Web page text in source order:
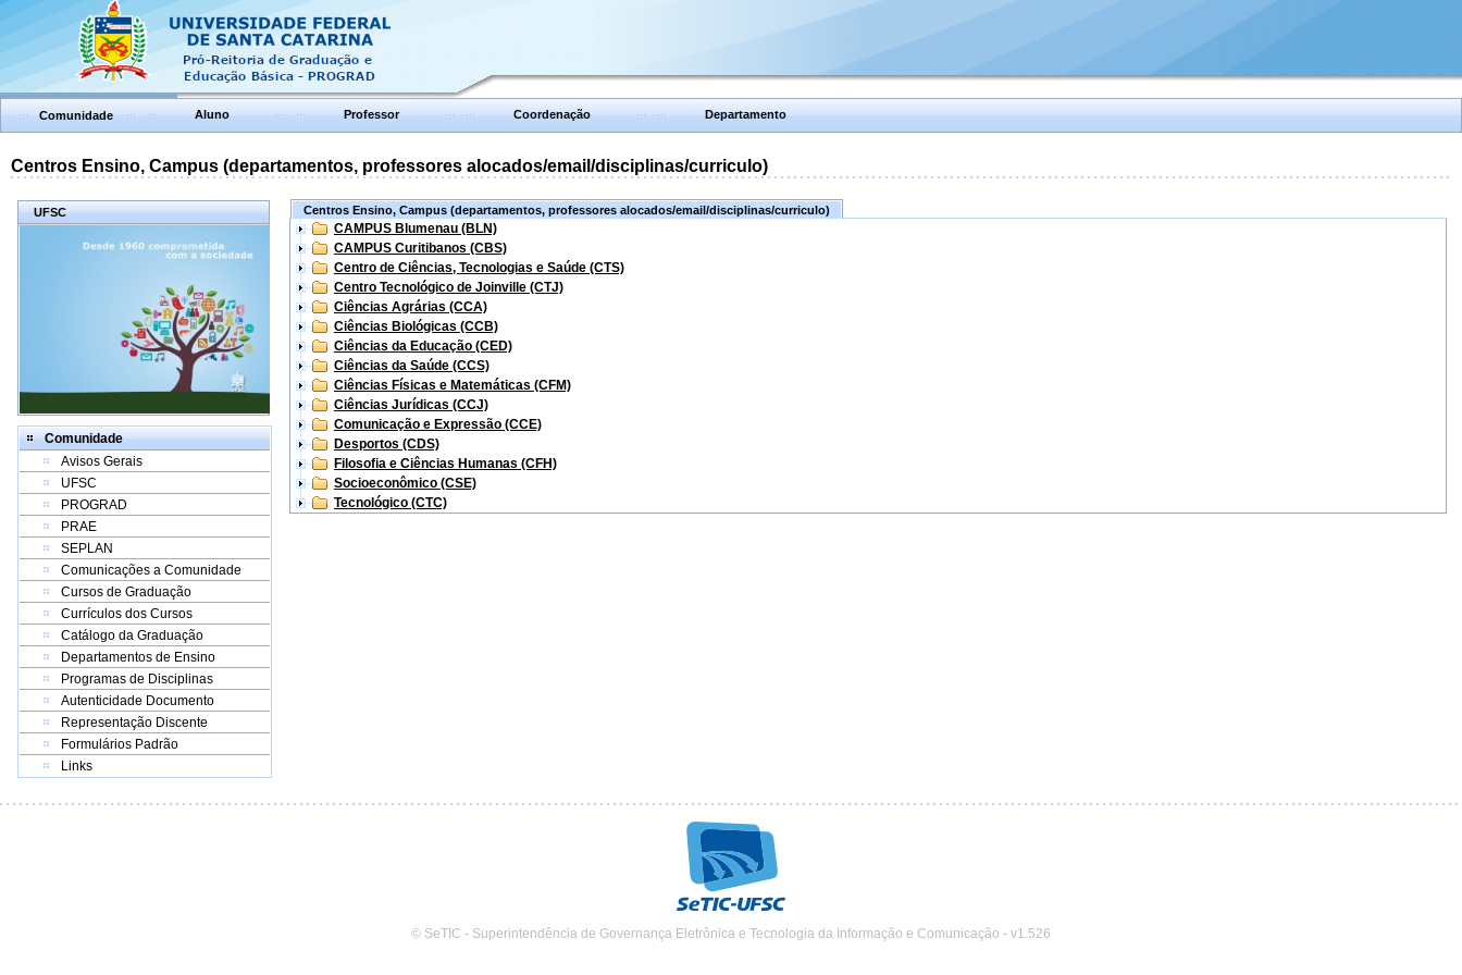
Comunidade Aluno Professor Coordenação Departamento
Centros Ensino, Campus (departamentos, professores alocados/email/disciplinas/curriculo)
UFSC
Comunidade
Avisos Gerais
UFSC
PROGRAD
PRAE
SEPLAN
Comunicações a Comunidade
Cursos de Graduação
Currículos dos Cursos
Catálogo da Graduação
Departamentos de Ensino
Programas de Disciplinas
Autenticidade Documento
Representação Discente
Formulários Padrão
Links
Centros Ensino, Campus (departamentos, professores alocados/email/disciplinas/curriculo)
CAMPUS Blumenau (BLN)
CAMPUS Curitibanos (CBS)
Centro de Ciências, Tecnologias e Saúde (CTS)
Centro Tecnológico de Joinville (CTJ)
Ciências Agrárias (CCA)
Ciências Biológicas (CCB)
Ciências da Educação (CED)
Ciências da Saúde (CCS)
Ciências Físicas e Matemáticas (CFM)
Ciências Jurídicas (CCJ)
Comunicação e Expressão (CCE)
Desportos (CDS)
Filosofia e Ciências Humanas (CFH)
Socioeconômico (CSE)
Tecnológico (CTC)
© SeTIC - Superintendência de Governança Eletrônica e Tecnologia da Informação e Comunicação - v1.526